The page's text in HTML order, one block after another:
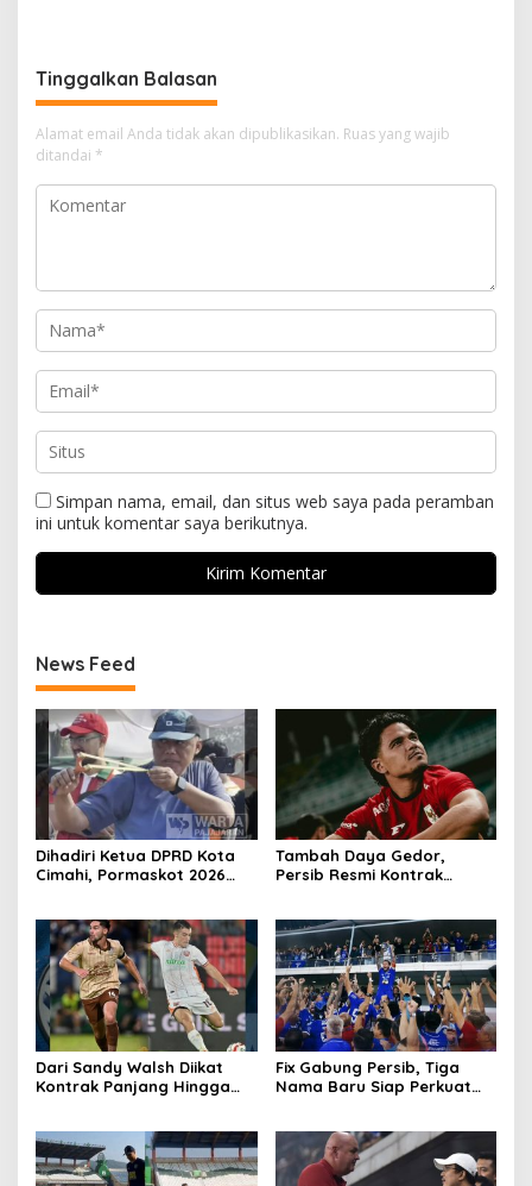
Tinggalkan Balasan
Alamat email Anda tidak akan dipublikasikan. Ruas yang wajib
ditandai *
Simpan nama, email, dan situs web saya pada peramban
ini untuk komentar saya berikutnya.
News Feed
Dihadiri Ketua DPRD Kota
Cimahi, Pormaskot 2026
Tambah Daya Gedor,
Persib Resmi Kontrak
Dari Sandy Walsh Diikat
Kontrak Panjang Hingga
Fix Gabung Persib, Tiga
Nama Baru Siap Perkuat